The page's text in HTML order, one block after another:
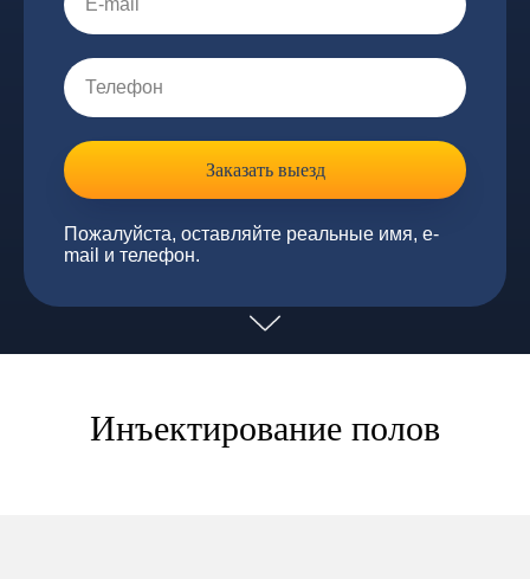
Заказать выезд
Пожалуйста, оставляйте реальные имя, e-
mail и телефон.
Инъектирование полов